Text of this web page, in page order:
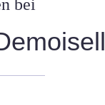
bei